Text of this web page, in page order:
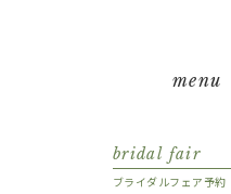
bridal fair
ブライダルフェア予約